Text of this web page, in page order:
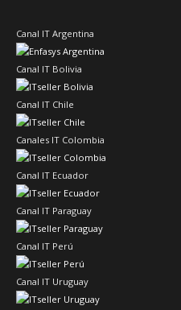
Canal IT Argentina
Canal IT Bolivia
Canal IT Chile
Canales IT Colombia
Canal IT Ecuador
Canal IT Paraguay
Canal IT Perú
Canal IT Uruguay